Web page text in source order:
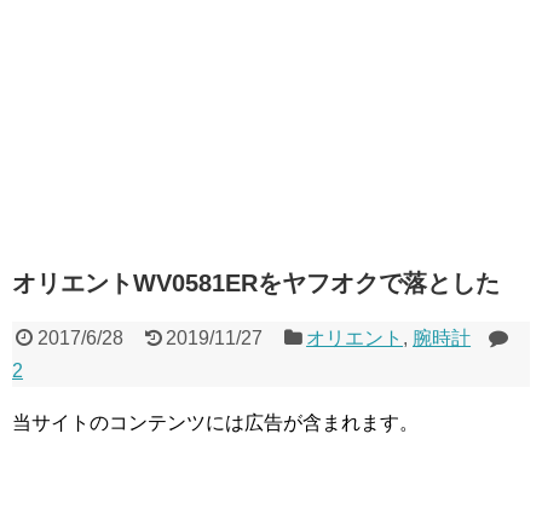
オリエントWV0581ERをヤフオクで落とした
2017/6/28 2019/11/27 オリエント , 腕時計
2
当サイトのコンテンツには広告が含まれます。